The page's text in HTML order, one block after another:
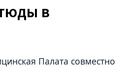
в
Палата совместно